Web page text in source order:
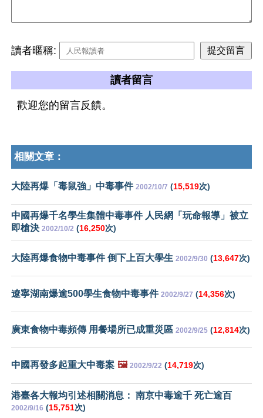
讀者暱稱:
讀者留言
歡迎您的留言反饋。
相關文章：
大陸再爆「毒鼠強」中毒事件 2002/10/7 (15,519次)
中國再爆千名學生集體中毒事件 人民網「玩命報導」被立
即槍決 2002/10/2 (16,250次)
大陸再爆食物中毒事件 倒下上百大學生 2002/9/30 (13,647次)
遼寧湖南爆逾500學生食物中毒事件 2002/9/27 (14,356次)
廣東食物中毒頻傳 用餐場所已成重災區 2002/9/25 (12,814次)
中國再發多起重大中毒案 🖼️ 2002/9/22 (14,719次)
港臺各大報均引述相關消息： 南京中毒逾千 死亡逾百
2002/9/16 (15,751次)